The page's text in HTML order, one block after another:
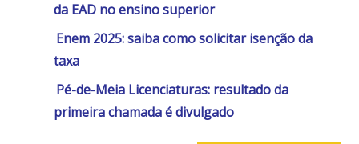
da EAD no ensino superior
Enem 2025: saiba como solicitar isenção da
taxa
Pé-de-Meia Licenciaturas: resultado da
primeira chamada é divulgado